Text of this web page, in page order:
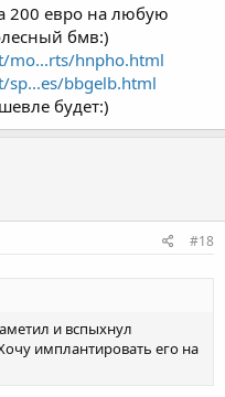
200 евро на любую
бмв:)
mo...rts/hnpho.html
bbgelb.html
будет:)
#18
и вспыхнул
имплантировать его на